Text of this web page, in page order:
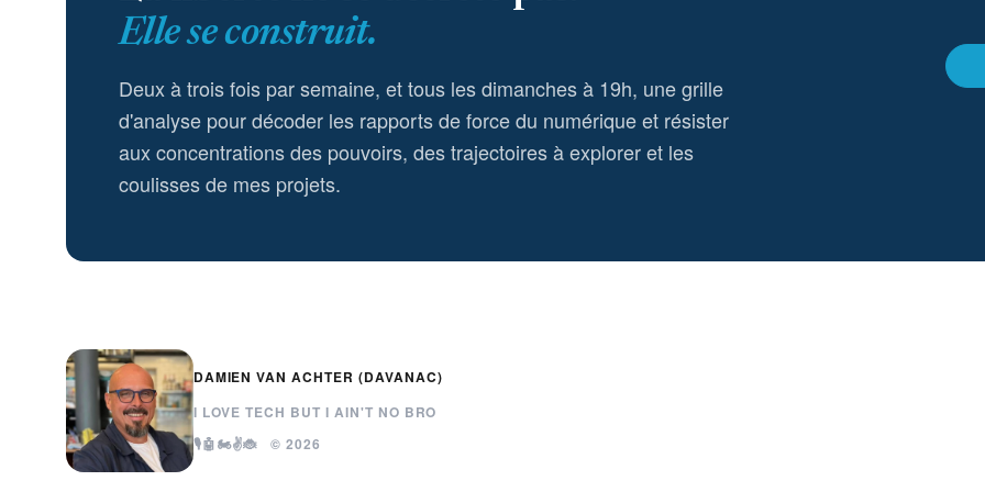
Elle se construit.
Deux à trois fois par semaine, et tous les dimanches à 19h, une grille
d'analyse pour décoder les rapports de force du numérique et résister
aux concentrations des pouvoirs, des trajectoires à explorer et les
coulisses de mes projets.
DAMIEN VAN ACHTER (DAVANAC)
I LOVE TECH BUT I AIN'T NO BRO
🎙️🤖🏍️✌️🐞 © 2026